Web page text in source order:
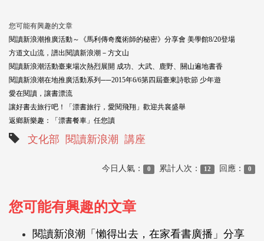
您可能有興趣的文章
閱讀新浪潮推廣活動～《馬利傳奇魔術師的秘密》分享會 美學館8/20登場
方道文山流，譜出閱讀新浪潮－方文山
閱讀新浪潮活動臺東場次熱烈展開 成功、大武、鹿野、關山遍地書香
閱讀新浪潮在地推廣活動系列──2015年6/6第四屆臺東詩歌節 少年遊
愛在閱讀，讓書漂流
讓好書去旅行吧！「漂書旅行，愛閱飛翔」歡迎共襄盛舉
返鄉新樂趣：「漂書餐車」任您讀
文化部 閱讀新浪潮 講座
今日人氣： 0 累計人次： 12 回應： 0
您可能有興趣的文章
閱讀新浪潮「懶得出去，在家看書廣播」分享